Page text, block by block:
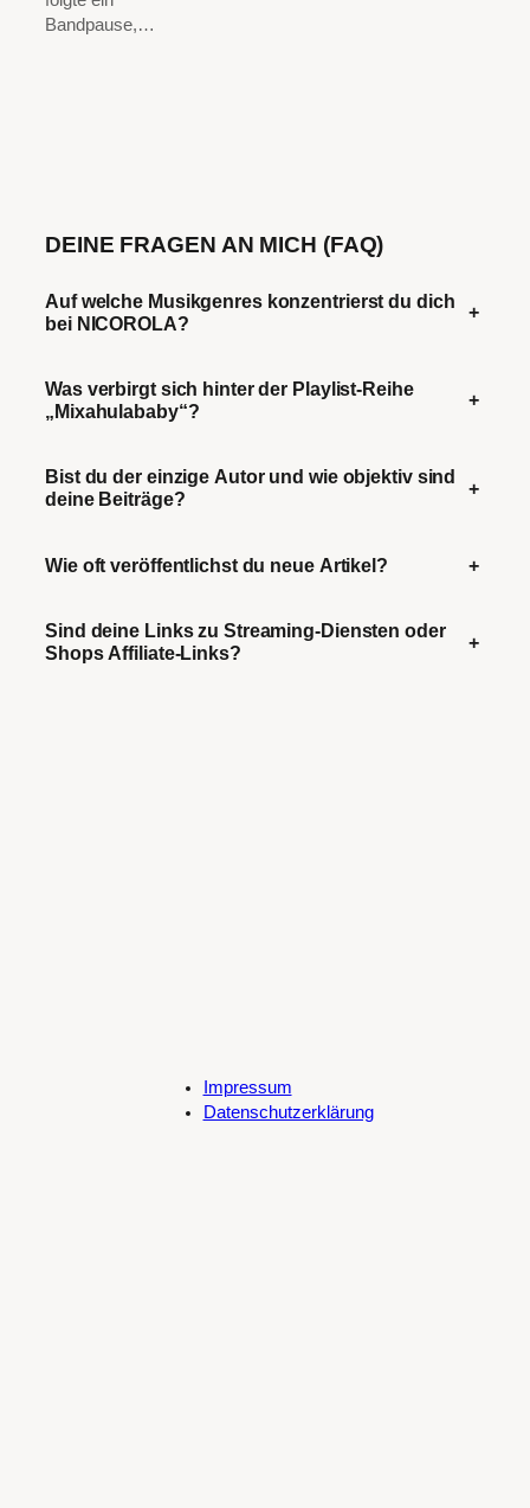
Bandpause,…
DEINE FRAGEN AN MICH (FAQ)
Auf welche Musikgenres konzentrierst du dich
bei NICOROLA?
+
Was verbirgt sich hinter der Playlist-Reihe
„Mixahulababy“?
+
Bist du der einzige Autor und wie objektiv sind
deine Beiträge?
+
Wie oft veröffentlichst du neue Artikel? +
Sind deine Links zu Streaming-Diensten oder
Shops Affiliate-Links?
+
Impressum
Datenschutzerklärung